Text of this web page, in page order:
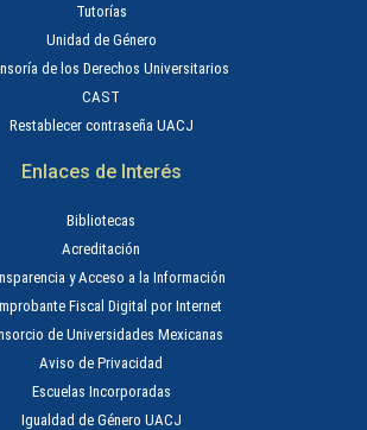
Tutorías
Unidad de Género
de los Derechos Universitarios
CAST
Restablecer contraseña UACJ
Enlaces de Interés
Bibliotecas
Acreditación
y Acceso a la Información
Fiscal Digital por Internet
de Universidades Mexicanas
Aviso de Privacidad
Escuelas Incorporadas
Igualdad de Género UACJ